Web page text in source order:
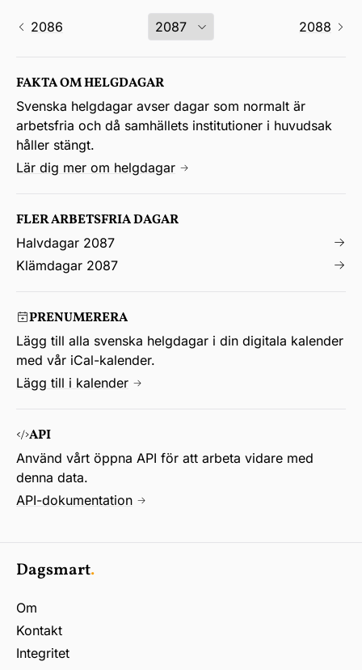
2086 2088
FAKTA OM HELGDAGAR
Svenska helgdagar avser dagar som normalt är
arbetsfria och då samhällets institutioner i huvudsak
håller stängt.
Lär dig mer om helgdagar
FLER ARBETSFRIA DAGAR
Halvdagar 2087
Klämdagar 2087
PRENUMERERA
Lägg till alla svenska helgdagar i din digitala kalender
med vår iCal-kalender.
Lägg till i kalender
API
Använd vårt öppna API för att arbeta vidare med
denna data.
API-dokumentation
Dagsmart.
Om
Kontakt
Integritet